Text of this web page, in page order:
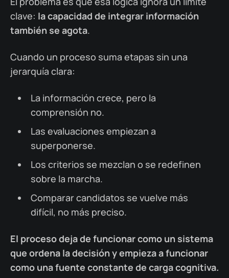
clave: la capacidad de integrar información
también se agota.
Cuando un proceso suma etapas sin una
jerarquía clara:
La información crece, pero la
comprensión no.
Las evaluaciones empiezan a
superponerse.
Los criterios se mezclan o se redefinen
sobre la marcha.
Comparar candidatos se vuelve más
difícil, no más preciso.
El proceso deja de funcionar como un sistema
que ordena la decisión y empieza a funcionar
como una fuente constante de carga cognitiva.